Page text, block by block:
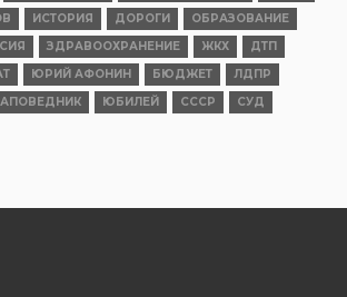
ИСТОРИЯ ДОРОГИ
ОБРАЗОВАНИЕ
ЗДРАВООХРАНЕНИЕ ЖКХ
ДТП
ЮРИЙ АФОНИН БЮДЖЕТ
ЛДПР
ЮБИЛЕЙ СССР
СУД